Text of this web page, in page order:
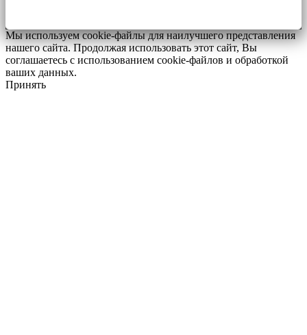
Мы используем cookie-файлы для наилучшего представления
нашего сайта. Продолжая использовать этот сайт, Вы
соглашаетесь с использованием cookie-файлов и обработкой
ваших данных.
Принять